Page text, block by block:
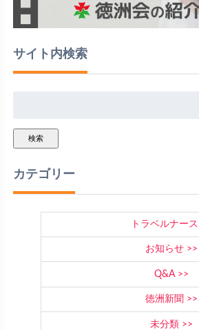
サイト内検索
検索
カテゴリー
トラベルナース
お知らせ
Q&A
徳洲新聞
未分類